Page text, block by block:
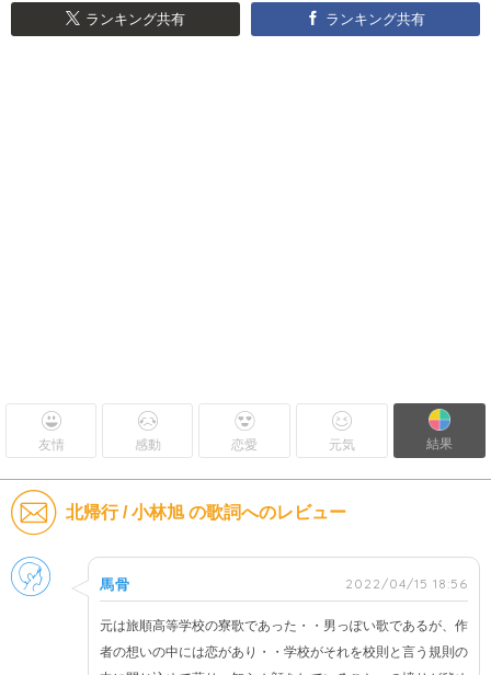
ランキング共有 ランキング共有
友情 感動 恋愛 元気 結果
北帰行 / 小林旭 の歌詞へのレビュー
男性
馬骨 2022/04/15 18:56
元は旅順高等学校の寮歌であった・・男っぽい歌であるが、作
者の想いの中には恋があり・・学校がそれを校則と言う規則の